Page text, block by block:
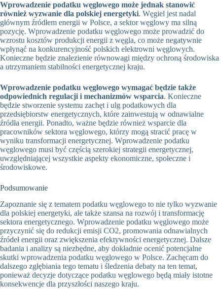
Wprowadzenie podatku węglowego może jednak stanowić
również wyzwanie dla polskiej energetyki. Węgiel jest nadal
głównym źródłem energii w Polsce, a sektor węglowy ma silną
pozycję. Wprowadzenie podatku węglowego może prowadzić do
wzrostu kosztów produkcji energii z węgla, co może negatywnie
wpłynąć na konkurencyjność polskich elektrowni węglowych.
Konieczne będzie znalezienie równowagi między ochroną środowiska
a utrzymaniem stabilności energetycznej kraju.
Wprowadzenie podatku węglowego wymagać będzie także
odpowiednich regulacji i mechanizmów wsparcia. Konieczne
będzie stworzenie systemu zachęt i ulg podatkowych dla
przedsiębiorstw energetycznych, które zainwestują w odnawialne
źródła energii. Ponadto, ważne będzie również wsparcie dla
pracowników sektora węglowego, którzy mogą stracić pracę w
wyniku transformacji energetycznej. Wprowadzenie podatku
węglowego musi być częścią szerokiej strategii energetycznej,
uwzględniającej wszystkie aspekty ekonomiczne, społeczne i
środowiskowe.
Podsumowanie
Zapoznanie się z tematem podatku węglowego to nie tylko wyzwanie
dla polskiej energetyki, ale także szansa na rozwój i transformację
sektora energetycznego. Wprowadzenie podatku węglowego może
przyczynić się do redukcji emisji CO2, promowania odnawialnych
źródeł energii oraz zwiększenia efektywności energetycznej. Dalsze
badania i analizy są niezbędne, aby dokładnie ocenić potencjalne
skutki wprowadzenia podatku węglowego w Polsce. Zachęcam do
dalszego zgłębiania tego tematu i śledzenia debaty na ten temat,
ponieważ decyzje dotyczące podatku węglowego będą miały istotne
konsekwencje dla przyszłości naszego kraju.